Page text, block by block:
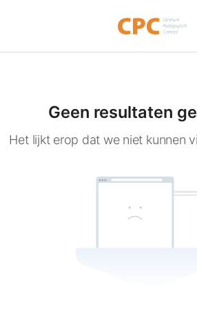
Geen resultaten
Het lijkt erop dat we niet kunnen